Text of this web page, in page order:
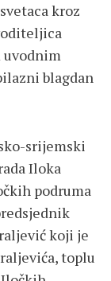
kroz
uvodnim
blagdan
srijemski
Iloka
podruma
koji je
toplu